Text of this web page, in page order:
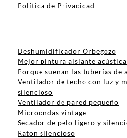
Política de Privacidad
Deshumidificador Orbegozo
Mejor pintura aislante acústica
Porque suenan las tuberías de
Ventilador de techo con luz y
silencioso
Ventilador de pared pequeño
Microondas vintage
Secador de pelo ligero y
Raton silencioso